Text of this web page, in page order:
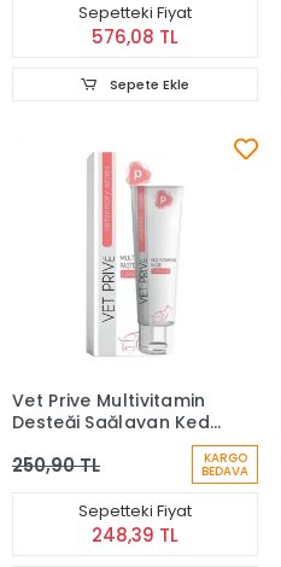
Sepetteki Fiyat
576,08 TL
Sepete Ekle
Vet Prive Multivitamin
Desteği Sağlayan Kedi
ve Köpekler için Malt
Macun 100 Gr
250,90 TL KARGO
BEDAVA
Sepetteki Fiyat
248,39 TL